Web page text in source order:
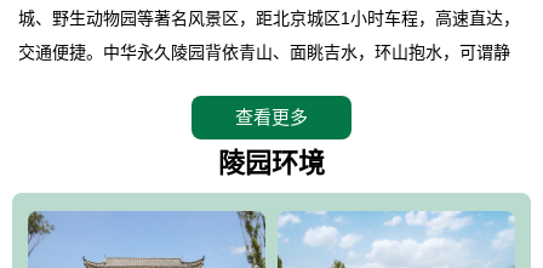
城、野生动物园等著名风景区，距北京城区1小时车程，高速直达，
交通便捷。中华永久陵园背依青山、面眺吉水，环山抱水，可谓静
地。在总体设计上完全以中国传统文化作为前渠，由三条山脊环绕
而成，宛如一把太师椅，呈坐南朝北向，左青龙，右白虎，前朱
环绕挡住了外界的风吹，流动的生气遇到官厅的水又止住了，正好
符合山环水抱，藏风纳气的要求。中华永久陵园风景庄重典雅、气
查看更多
陵园环境